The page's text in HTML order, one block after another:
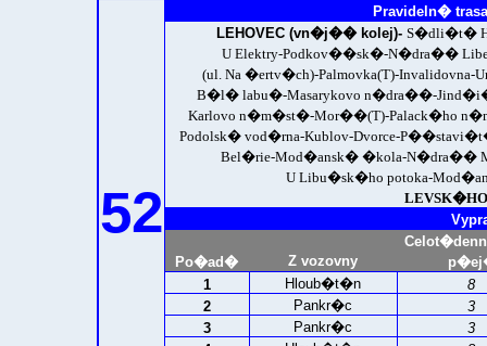
52
Pravideln�
LEHOVEC (vn�j�� kolej)- S�dli�t�
U Elektry-Podkov��sk�-N�dra��
(ul. Na �ertv�ch)-Palmovka(T)-
B�l� labu�-Masarykovo n�dra��-
Karlovo n�m�st�-Mor��(T)-Palack�ho
Podolsk� vod�rna-Kublov-Dvorce-
Bel�rie-Mod�ansk� �kola-N�dra��
U Libu�sk�ho potoka-
Po�ad�
Z vozovny
1
Hloub�t�n
8
2
Pankr�c
3
3
Pankr�c
3